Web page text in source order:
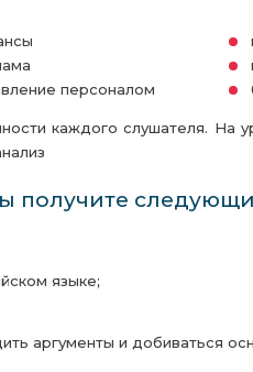
персоналом
каждого слушателя.
получите
языке;
аргументы и добиваться